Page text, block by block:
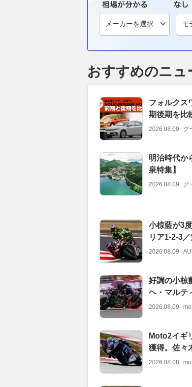
おすすめのニュ
フォルクス
期後期を比
2026.08.09 グ
明治時代か
泉特集】
2026.08.09 グ
小椋藍が3
リア1-2-3
2026.08.09
好調の小椋
ヘ・マルテ
2026.08.09
Moto2イギ
獲得。佐々
2026.08.08